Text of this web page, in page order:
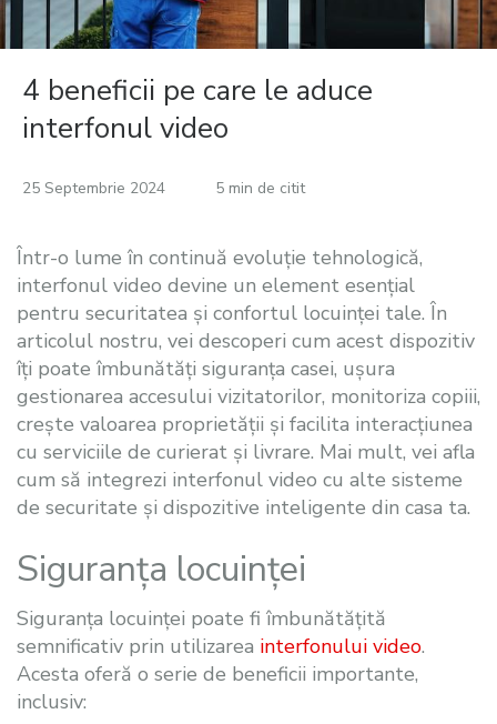
4 beneficii pe care le aduce
interfonul video
25 Septembrie 2024 5 min de citit
Într-o lume în continuă evoluție tehnologică,
interfonul video devine un element esențial
pentru securitatea și confortul locuinței tale. În
articolul nostru, vei descoperi cum acest dispozitiv
îți poate îmbunătăți siguranța casei, ușura
gestionarea accesului vizitatorilor, monitoriza copiii,
crește valoarea proprietății și facilita interacțiunea
cu serviciile de curierat și livrare. Mai mult, vei afla
cum să integrezi interfonul video cu alte sisteme
de securitate și dispozitive inteligente din casa ta.
Siguranța locuinței
Siguranța locuinței poate fi îmbunătățită
semnificativ prin utilizarea interfonului video.
Acesta oferă o serie de beneficii importante,
inclusiv: